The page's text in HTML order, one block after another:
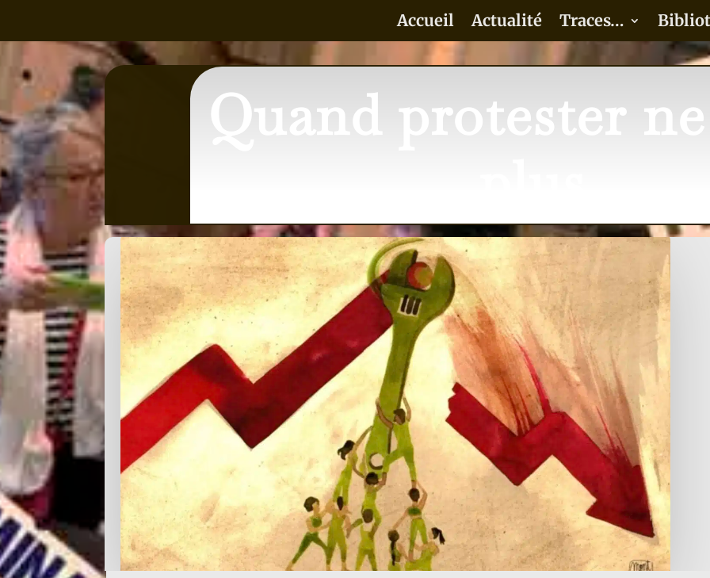
Accueil Actualité Traces…
Quand protester